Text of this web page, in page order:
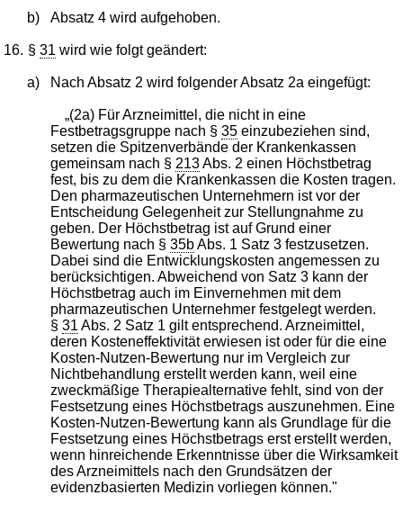
b) Absatz 4 wird aufgehoben.
16. §31 wird wie folgt geändert:
a) Nach Absatz 2 wird folgender Absatz 2a eingefügt:
„(2a) Für Arzneimittel, die nicht in eine
Festbetragsgruppe nach § 35einzubeziehen sind,
setzen die Spitzenverbände der Krankenkassen
gemeinsam nach § 213Abs. 2 einen Höchstbetrag
fest, bis zu dem die Krankenkassen die Kosten tragen.
Den pharmazeutischen Unternehmern ist vor der
Entscheidung Gelegenheit zur Stellungnahme zu
geben. Der Höchstbetrag ist auf Grund einer
Bewertung nach § 35bAbs. 1 Satz 3 festzusetzen.
Dabei sind die Entwicklungskosten angemessen zu
berücksichtigen. Abweichend von Satz 3 kann der
Höchstbetrag auch im Einvernehmen mit dem
pharmazeutischen Unternehmer festgelegt werden.
§ 31 Abs. 2 Satz 1 gilt entsprechend. Arzneimittel,
deren Kosteneffektivität erwiesen ist oder für die eine
Kosten-Nutzen-Bewertung nur im Vergleich zur
Nichtbehandlung erstellt werden kann, weil eine
zweckmäßige Therapiealternative fehlt, sind von der
Festsetzung eines Höchstbetrags auszunehmen. Eine
Kosten-Nutzen-Bewertung kann als Grundlage für die
Festsetzung eines Höchstbetrags erst erstellt werden,
wenn hinreichende Erkenntnisse über die Wirksamkeit
des Arzneimittels nach den Grundsätzen der
evidenzbasierten Medizin vorliegen können."